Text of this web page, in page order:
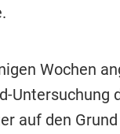
Wochen
Untersuchung
auf den